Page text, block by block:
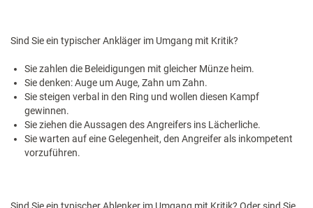
Sind Sie ein typischer Ankläger im Umgang mit Kritik?
Sie zahlen die Beleidigungen mit gleicher Münze heim.
Sie denken: Auge um Auge, Zahn um Zahn.
Sie steigen verbal in den Ring und wollen diesen Kampf
gewinnen.
Sie ziehen die Aussagen des Angreifers ins Lächerliche.
Sie warten auf eine Gelegenheit, den Angreifer als inkompetent
vorzuführen.